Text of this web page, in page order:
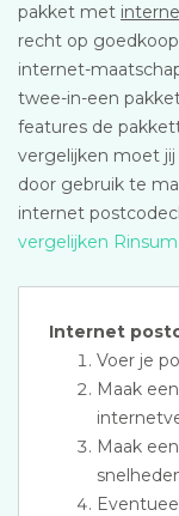
pakket met
recht op
internet-
twee-in-een
features de
vergelijken moet
door gebruik te
internet
vergelijken
Internet
Voer je
Maak
Maak